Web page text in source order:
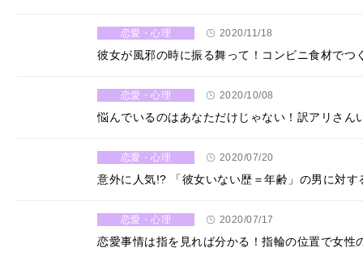
恋愛・心理 2020/11/18
彼女が風邪の時に振る舞って！コンビニ食材でつ
恋愛・心理 2020/10/08
悩んでいるのはあなただけじゃない！訳アリさん
恋愛・心理 2020/07/20
意外に人気!? 「彼女いない歴＝年齢」の男に対す
恋愛・心理 2020/07/17
恋愛事情は指を見れば分かる！指輪の位置で女性